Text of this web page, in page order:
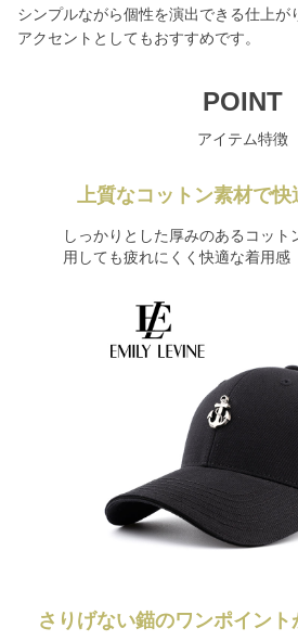
シンプルながら個性を演出できる仕上が
アクセントとしてもおすすめです。
POINT
アイテム特徴
上質なコットン素材で快
しっかりとした厚みのあるコット
用しても疲れにくく快適な着用感
さりげない錨のワンポイン